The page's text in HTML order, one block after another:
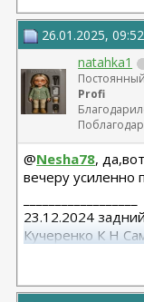
26.01.2025, 09:52
natahka1
Profi
@Nesha78,
вечеру
23.12.2024
Кучеренко К Н
12.08.2025